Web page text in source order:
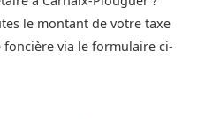
le montant de votre taxe
via le formulaire ci-